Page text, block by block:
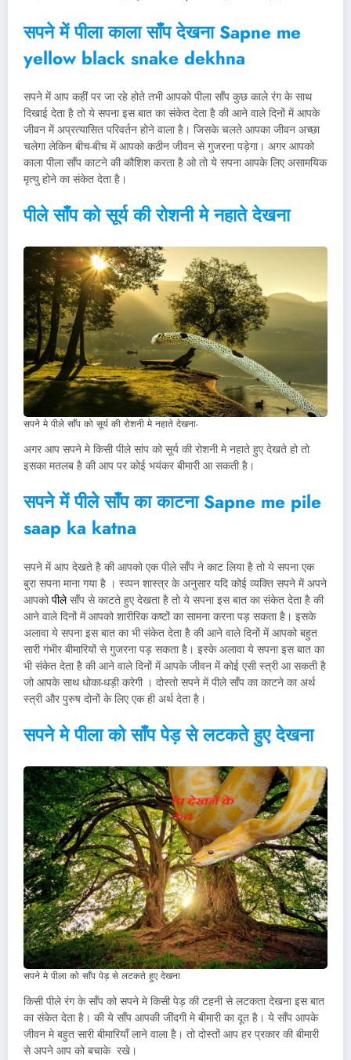
सपने में पीला काला साँप देखनाSapne me
yellow black snake dekhna
सपने में आप कहीं पर जा रहे होते तभी आपको पीला साँप कुछ काले रंग के साथ
दिखाई देता है तो ये सपना इस बात का संकेत देता है की आने वाले दिनों में आपके
जीवन में अप्रत्यासित परिवर्तन होने वाला है। जिसके चलते आपका जीवन अच्छा
चलेगा लेकिन बीच-बीच में आपको कठीन जीवन से गुजरना पड़ेगा। अगर आपको
काला पीला साँप काटने की कौशिश करता है ओ तो ये सपना आपके लिए असामयिक
मृत्यु होने का संकेत देता है।
पीले साँप को सूर्य की रोशनी मे नहाते देखना
सपने मे पीले साँप को सूर्य की रोशनी मे नहाते देखना-
अगर आप सपने मे किसी पीले सांप को सूर्य की रोशनी मे नहाते हुए देखते हो तो
इसका मतलब है की आप पर कोई भयंकर बीमारी आ सकती है।
सपने में पीले साँप का काटना Sapne me pile
saap ka katna
सपने में आप देखते है की आपको एक पीले साँप ने काट लिया है तो ये सपना एक
बुरा सपना माना गया है । स्व्पन शास्त्र के अनुसार यदि कोई व्यक्ति सपने में अपने
आपकोपीलेसाँप से काटते हुए देखता है तो ये सपना इस बात का संकेत देता है की
आने वाले दिनों में आपको शारीरिक कष्टों का सामना करना पड़ सकता है। इसके
अलावा ये सपना इस बात का भी संकेत देता है की आने वाले दिनों में आपको बहुत
सारी गंभीर बीमारियों से गुजरना पड़ सकता है। इस्के अलावा ये सपना इस बात का
भी संकेत देता है की आने वाले दिनों में आपके जीवन में कोई एसी स्त्री आ सकती है
जो आपके साथ धोका-धड़ी करेगी । दोस्तो सपने में पीले साँप का काटने का अर्थ
स्त्री और पुरुष दोनों के लिए एक ही अर्थ देता है।
सपने मे पीला को साँप पेड़ से लटकते हुए देखना
सपने मे पीला को साँप पेड़ से लटकते हुए देखना
किसी पीले रंग के साँप को सपने मे किसी पेड़ की टहनी से लटकता देखना इस बात
का संकेत देता है। की ये साँप आपकी जींदगी मे बीमारी का दूत है। ये साँप आपके
जीवन मे बहुत सारी बीमारियाँ लाने वाला है। तो दोस्तों आप हर प्रकार की बीमारी
से अपने आप को बचाके रखे।